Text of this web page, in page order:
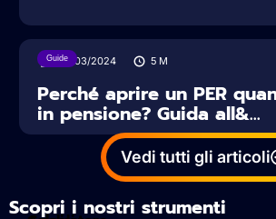
Guide30/03/2024 5 M
Perché aprire un PER
in pensione? Guida all&...
Vedi tutti gli articoli
Scopri i nostri strumenti